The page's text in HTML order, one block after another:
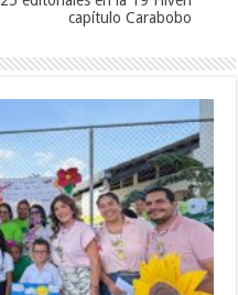
capítulo Carabobo